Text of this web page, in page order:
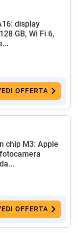
display
GB, Wi Fi 6,
OFFERTA
chip M3: Apple
OFFERTA